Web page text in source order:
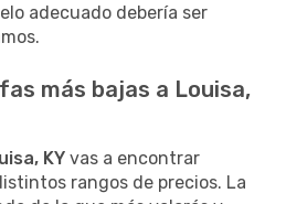
adecuado debería ser
más bajas a Louisa,
KY vas a encontrar
rangos de precios. La